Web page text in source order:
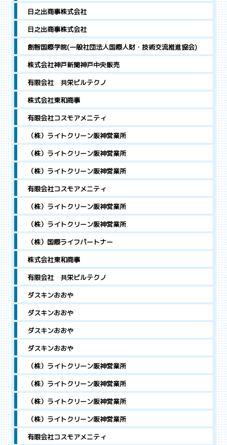
日之出商事株式会社
日之出商事株式会社
創智国際学院(一般社団法人国際人財・技術交流推進協会)
株式会社神戸新聞神戸中央販売
有限会社 共栄ビルテクノ
株式会社東和商事
有限会社コスモアメニティ
（株）ライトクリーン阪神営業所
（株）ライトクリーン阪神営業所
（株）ライトクリーン阪神営業所
有限会社コスモアメニティ
（株）ライトクリーン阪神営業所
（株）ライトクリーン阪神営業所
（株）国際ライフパートナー
株式会社東和商事
有限会社 共栄ビルテクノ
ダスキンおおや
ダスキンおおや
ダスキンおおや
ダスキンおおや
（株）ライトクリーン阪神営業所
（株）ライトクリーン阪神営業所
（株）ライトクリーン阪神営業所
（株）ライトクリーン阪神営業所
有限会社コスモアメニティ